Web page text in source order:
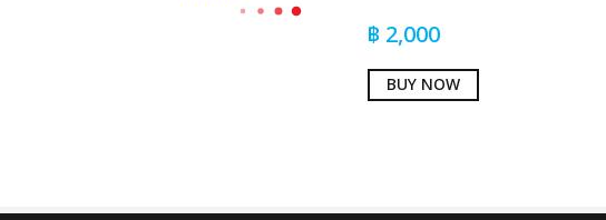
฿ 2,000
BUY NOW